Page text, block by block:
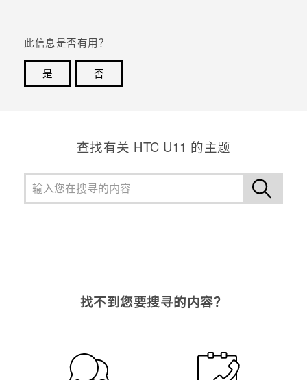
此信息是否有用？
是
否
查找有关 HTC U11 的主题
找不到您要搜寻的内容？